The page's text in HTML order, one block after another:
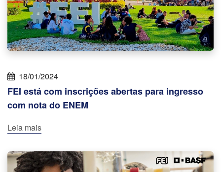
18/01/2024
FEI está com inscrições abertas para ingresso
com nota do ENEM
Leia mais